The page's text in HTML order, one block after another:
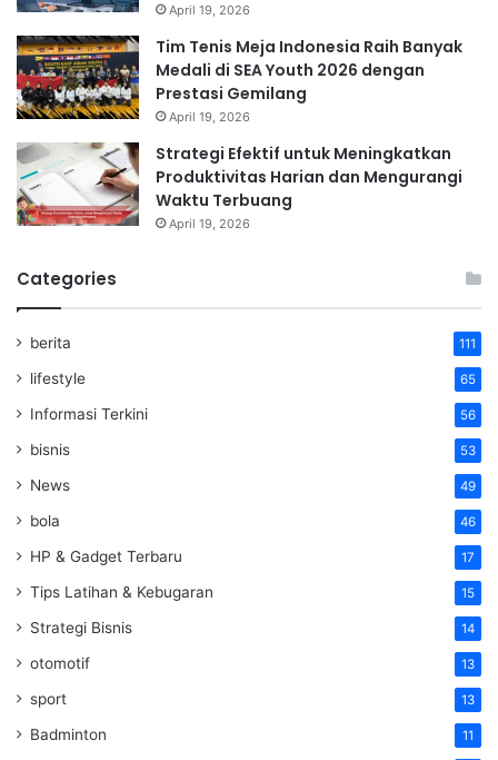
April 19, 2026
Tim Tenis Meja Indonesia Raih Banyak
Medali di SEA Youth 2026 dengan
Prestasi Gemilang
April 19, 2026
Strategi Efektif untuk Meningkatkan
Produktivitas Harian dan Mengurangi
Waktu Terbuang
April 19, 2026
Categories
berita 111
lifestyle 65
Informasi Terkini 56
bisnis 53
News 49
bola 46
HP & Gadget Terbaru 17
Tips Latihan & Kebugaran 15
Strategi Bisnis 14
otomotif 13
sport 13
Badminton 11